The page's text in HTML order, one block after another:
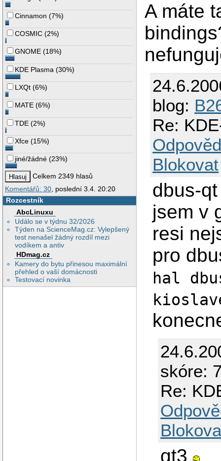
Cinnamon (7%)
COSMIC (2%)
GNOME (18%)
KDE Plasma (30%)
LXQt (6%)
MATE (6%)
TDE (2%)
Xfce (15%)
jiné/žádné (23%)
Celkem 2349 hlasů
Komentářů: 30 , poslední 3.4. 20:20
Rozcestník
AbcLinuxu
Událo se v týdnu 32/2026
Týden na ScienceMag.cz: Vylepšený
test nenašel žádný rozdíl mezi
vodíkem a antiv
HDmag.cz
Kamery do bytu přinesou maximální
přehled o vaší domácnosti
Testovací novinka
A máte
blog:
Re:
Blokovat
dbus-
jsem v
resi
pro
hal
skóre:
Re:
qt3